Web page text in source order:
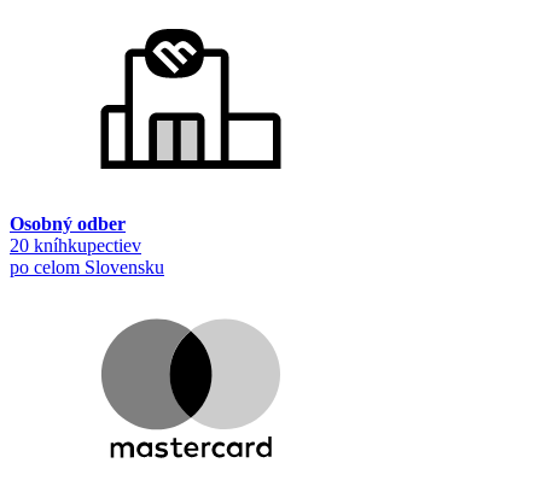
Osobný odber
20 kníhkupectiev
po celom Slovensku